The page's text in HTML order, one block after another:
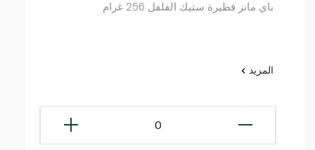
باي مانز فطيرة ستيك الفلفل 256 غرام
المزيد
0